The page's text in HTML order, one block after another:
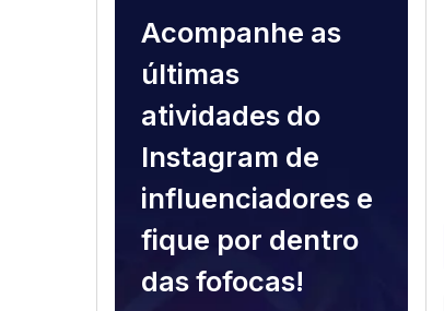
Acompanhe as
últimas
atividades do
Instagram de
influenciadores e
fique por dentro
das fofocas!